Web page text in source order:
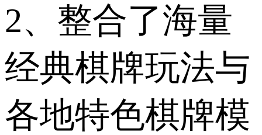
2、整合了海量
经典棋牌玩法与
各地特色棋牌模